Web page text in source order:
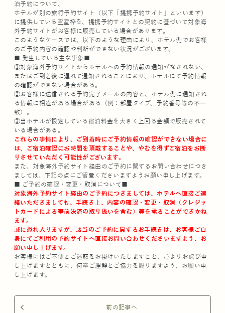
泊予約について、
ホテルが別の旅行予約サイト（以下「提携予約サイト」といいます）
に提供している空室枠を、提携予約サイトとの契約に基づいて対象海
外予約サイトがお客様に販売している場合があります。
このようなケースでは、以下のような理由により、ホテル側でお客様
のご予約内容の確認や判断ができない状況がございます。
■ 発生している主な事象■
①対象海外予約サイトからホテルへの予約情報の通知がなされない、
またはご到着後に遅れて通知されることにより、ホテルにて予約情報
の確認ができない場合がある。
②お客様に送信される予約完了メールの内容と、ホテル側に通知され
る情報に相違がある場合がある（例：部屋タイプ、予約番号等の不一
致）。
③当ホテルが設定している宿泊料金を大きく上回る金額で販売されて
いる場合がある。
これらの事情により、ご到着時にご予約情報の確認ができない場合に
は、ご宿泊確認にお時間を頂戴することや、やむを得ずご宿泊をお断
りさせていただく可能性がございます。
また、対象海外予約サイト経由のご予約に関するお問い合わせにつき
ましては、下記の点にご留意くださいますようお願い申し上げます。
■ ご予約の確認・変更・取消について■
対象海外予約サイト経由のご予約につきましては、ホテルへ直接ご連
絡いただきましても、手続き上、内容の確認・変更・取消（クレジッ
トカードによる事前決済の取り扱いを含む）等を承ることができかね
ます。
誠に恐れ入りますが、該当のご予約に関するお手続きは、お客様ご自
身にてご利用の予約サイトへ直接お問い合わせくださいますよう、お
願い申し上げます。
お客様にはご不便とご迷惑をお掛けいたしますこと、心よりお詫び申
し上げますとともに、何卒ご理解とご協力を賜りますよう、お願い申
し上げます。
arrow_back_ios 前の記事へ